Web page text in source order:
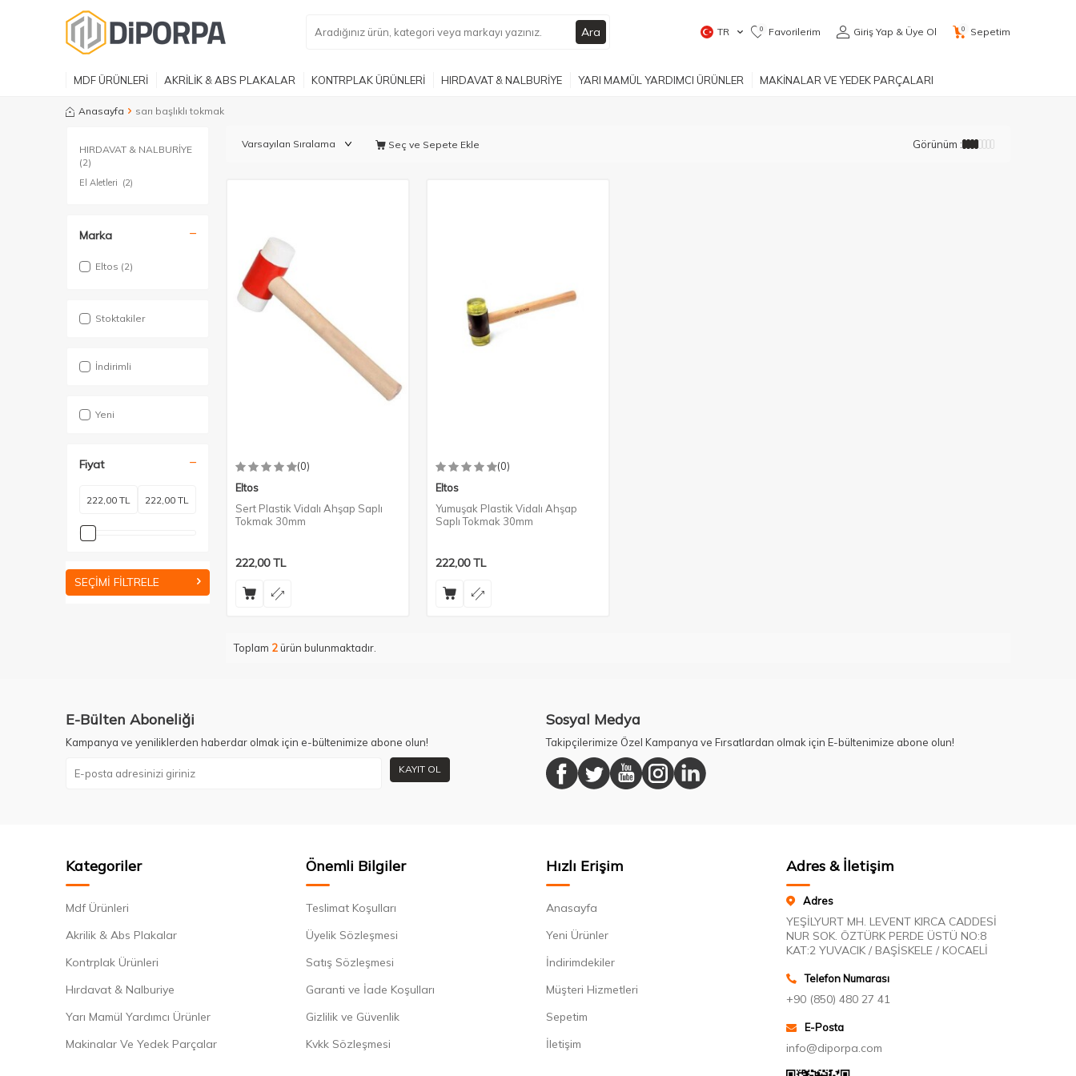
Ara TR 0 Favorilerim Giriş Yap & Üye Ol 0 Sepetim
MDF ÜRÜNLERİ AKRİLİK & ABS PLAKALAR KONTRPLAK ÜRÜNLERİ HIRDAVAT & NALBURİYE YARI MAMÜL YARDIMCI ÜRÜNLER MAKİNALAR VE YEDEK PARÇALARI
Anasayfa sarı başlıklı tokmak
HIRDAVAT & NALBURİYE
(2)
El Aletleri (2)
Marka
Eltos (2)
Stoktakiler
İndirimli
Yeni
Fiyat
SEÇIMI FILTRELE
Seç ve Sepete Ekle Görünüm :
(0)
Eltos
Sert Plastik Vidalı Ahşap Saplı
Tokmak 30mm
222,00TL
(0)
Eltos
Yumuşak Plastik Vidalı Ahşap
Saplı Tokmak 30mm
222,00TL
Toplam 2ürün bulunmaktadır.
E-Bülten Aboneliği
Kampanya ve yeniliklerden haberdar olmak için e-bültenimize abone olun!
KAYIT OL
Sosyal Medya
Takipçilerimize Özel Kampanya ve Fırsatlardan olmak için E-bültenimize abone olun!
Kategoriler
Mdf Ürünleri
Akrilik & Abs Plakalar
Kontrplak Ürünleri
Hırdavat & Nalburiye
Yarı Mamül Yardımcı Ürünler
Makinalar Ve Yedek Parçalar
Önemli Bilgiler
Teslimat Koşulları
Üyelik Sözleşmesi
Satış Sözleşmesi
Garanti ve İade Koşulları
Gizlilik ve Güvenlik
Kvkk Sözleşmesi
Hızlı Erişim
Anasayfa
Yeni Ürünler
İndirimdekiler
Müşteri Hizmetleri
Sepetim
İletişim
Adres & İletişim
Adres
YEŞİLYURT MH. LEVENT KIRCA CADDESİ
NUR SOK. ÖZTÜRK PERDE ÜSTÜ NO:8
KAT:2 YUVACIK / BAŞİSKELE / KOCAELİ
Telefon Numarası
+90 (850) 480 27 41
E-Posta
info@diporpa.com